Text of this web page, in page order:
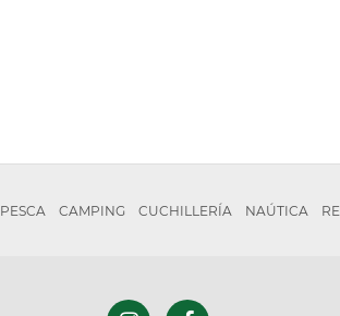
PESCA CAMPING CUCHILLERÍA NAÚTICA